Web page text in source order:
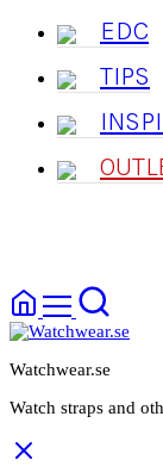
EDC
TIPS
Watchwear.se
Watch straps and